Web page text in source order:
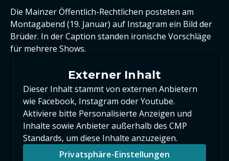
Die Mainzer Öffentlich-Rechtlichen posteten am
Montagabend (19. Januar) auf Instagram ein Bild der
Brüder. In der Caption standen ironische Vorschläge
für mehrere Shows.
Externer Inhalt
Dieser Inhalt stammt von externen Anbietern
wie Facebook, Instagram oder Youtube.
Aktiviere bitte Personalisierte Anzeigen und
Inhalte sowie Anbieter außerhalb des CMP
Standards, um diese Inhalte anzuzeigen.
Privatsphäre-Einstellungen